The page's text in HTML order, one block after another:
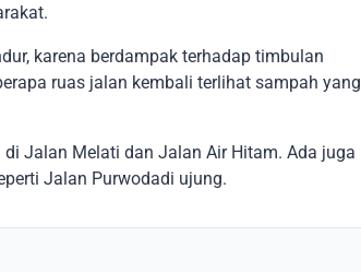
karena berdampak terhadap timbulan
ruas jalan kembali terlihat sampah yang
Jalan Melati dan Jalan Air Hitam. Ada juga
Jalan Purwodadi ujung.